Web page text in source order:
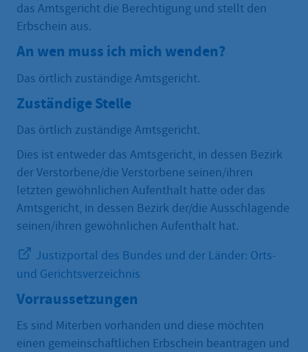
das Amtsgericht die Berechtigung und stellt den
Erbschein aus.
An wen muss ich mich wenden?
Das örtlich zuständige Amtsgericht.
Zuständige Stelle
Das örtlich zuständige Amtsgericht.
Dies ist entweder das Amtsgericht, in dessen Bezirk
der Verstorbene/die Verstorbene seinen/ihren
letzten gewöhnlichen Aufenthalt hatte oder das
Amtsgericht, in dessen Bezirk der/die Ausschlagende
seinen/ihren gewöhnlichen Aufenthalt hat.
Justizportal des Bundes und der Länder: Orts-
und Gerichtsverzeichnis
Vorraussetzungen
Es sind Miterben vorhanden und diese möchten
einen gemeinschaftlichen Erbschein beantragen und